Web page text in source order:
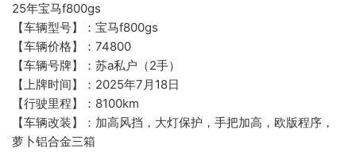
25年宝马f800gs
【车辆型号】：宝马f800gs
【车辆价格】：74800
【车辆号牌】：苏a私户（2手）
【上牌时间】：2025年7月18日
【行驶里程】：8100km
【车辆改装】：加高风挡，大灯保护，手把加高，欧版程序，
萝卜铝合金三箱